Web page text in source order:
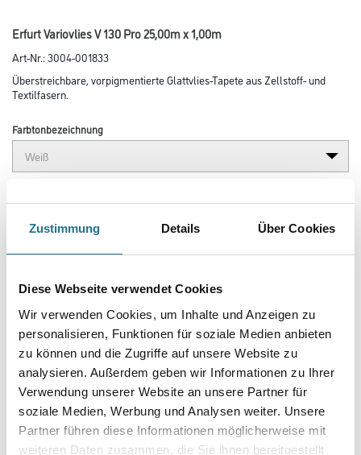
Zustimmung Details Über Cookies
Diese Webseite verwendet Cookies
Wir verwenden Cookies, um Inhalte und Anzeigen zu
personalisieren, Funktionen für soziale Medien anbieten
zu können und die Zugriffe auf unsere Website zu
analysieren. Außerdem geben wir Informationen zu Ihrer
Verwendung unserer Website an unsere Partner für
soziale Medien, Werbung und Analysen weiter. Unsere
Partner führen diese Informationen möglicherweise mit
weiteren Daten zusammen, die Sie ihnen bereitgestellt
Erfurt Variovlies V 130 Pro 25,00m x 1,00m
Art-Nr.:3004-001833
Überstreichbare, vorpigmentierte Glattvlies-Tapete aus Zellstoff- und
Textilfasern.
Farbtonbezeichnung
Breite in centimeter
Gebinde
Umrechnungsfaktoren